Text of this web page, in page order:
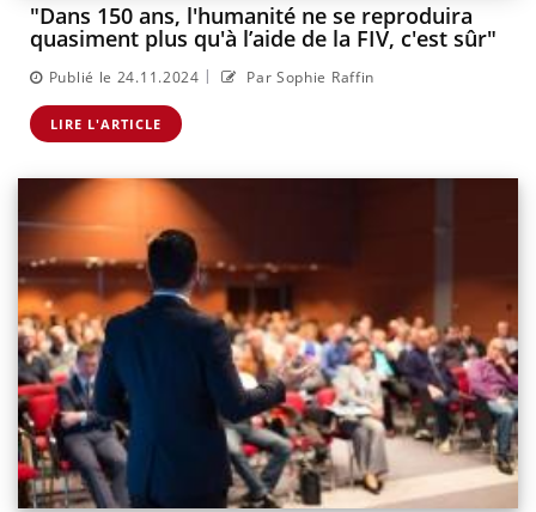
"Dans 150 ans, l'humanité ne se reproduira
quasiment plus qu'à l’aide de la FIV, c'est sûr"
Publié le 24.11.2024 | Par Sophie Raffin
LIRE L'ARTICLE